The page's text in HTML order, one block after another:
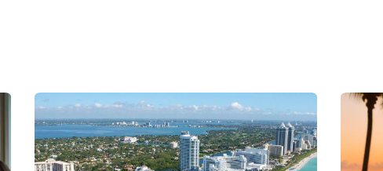
para reducir el costo de tu seguro de propiedad, como:
Realizar mejoras en tu propiedad para hacerla más
de diferentes aseguradoras para encontrar la mejor oferta.